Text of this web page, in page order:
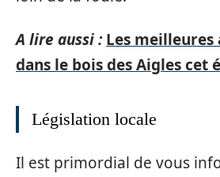
A lire aussi : Les
dans le bois des Aigles cet
Législation locale
Il est primordial de vous